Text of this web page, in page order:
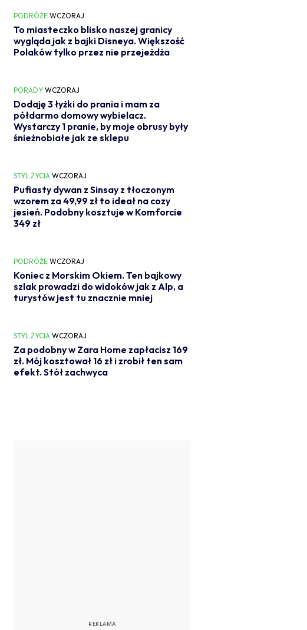
PODRÓŻE WCZORAJ
To miasteczko blisko naszej granicy
wygląda jak z bajki Disneya. Większość
Polaków tylko przez nie przejeżdża
PORADY WCZORAJ
Dodaję 3 łyżki do prania i mam za
półdarmo domowy wybielacz.
Wystarczy 1 pranie, by moje obrusy były
śnieżnobiałe jak ze sklepu
STYL ŻYCIA WCZORAJ
Pufiasty dywan z Sinsay z tłoczonym
wzorem za 49,99 zł to ideał na cozy
jesień. Podobny kosztuje w Komforcie
349 zł
PODRÓŻE WCZORAJ
Koniec z Morskim Okiem. Ten bajkowy
szlak prowadzi do widoków jak z Alp, a
turystów jest tu znacznie mniej
STYL ŻYCIA WCZORAJ
Za podobny w Zara Home zapłacisz 169
zł. Mój kosztował 16 zł i zrobił ten sam
efekt. Stół zachwyca